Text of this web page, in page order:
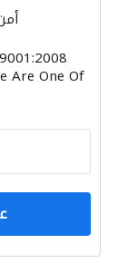
Are One Of